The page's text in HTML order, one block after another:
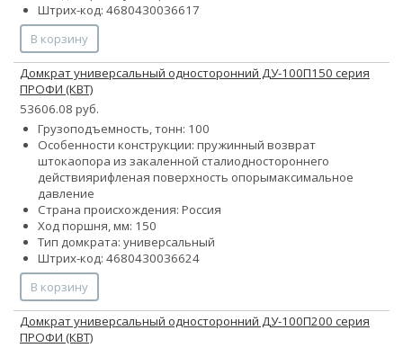
Штрих-код: 4680430036617
В корзину
Домкрат универсальный односторонний ДУ-100П150 серия
ПРОФИ (КВТ)
53606.08 руб.
Грузоподъемность, тонн: 100
Особенности конструкции: пружинный возврат
штокаопора из закаленной сталиодностороннего
действиярифленая поверхность опорымаксимальное
давление
Страна происхождения: Россия
Ход поршня, мм: 150
Тип домкрата: универсальный
Штрих-код: 4680430036624
В корзину
Домкрат универсальный односторонний ДУ-100П200 серия
ПРОФИ (КВТ)